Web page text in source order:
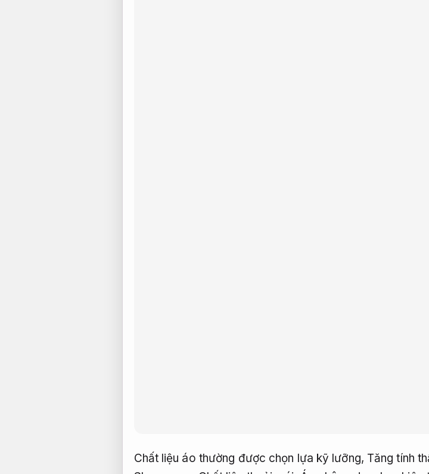
Chất liệu áo thường được chọn lựa kỹ lưỡng, Tăng tính